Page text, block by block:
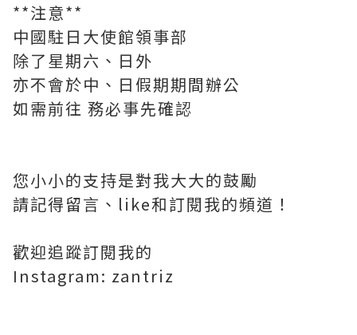
**注意**
中國駐日大使館領事部
除了星期六、日外
亦不會於中、日假期期間辦公
如需前往 務必事先確認
您小小的支持是對我大大的鼓勵
請記得留言、like和訂閱我的頻道！
歡迎追蹤訂閱我的
Instagram: zantriz